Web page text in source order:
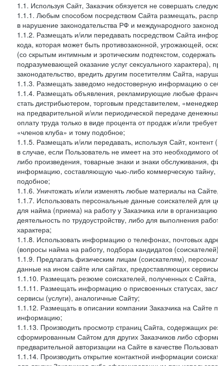
1.1. Используя Сайт, Заказчик обязуется не совершать
1.1.1. Любым способом посредством Сайта размещать,
в нарушение законодательства РФ и международного
1.1.2. Размещать и/или передавать посредством Сайта
кода, которая может быть противозаконной, угрожающей,
(со скрытым интимным и эротическим подтекстом,
подразумевающей оказание услуг сексуального
законодательство, вредить другим посетителям Сайта,
1.1.3. Размещать заведомо недостоверную информацию о
1.1.4. Размещать объявления, рекламирующие любые
стать дистрибьютером, торговым представителем,
на предварительной и/или периодической передаче
оплату труда только в виде процента от продаж и/или
«членов клуба» и тому подобное;
1.1.5. Размещать и/или передавать, используя Сайт,
в случае, если Пользователь не имеет на это
либо произведения, товарные знаки и знаки
информацию, составляющую чью-либо коммерческую тайну,
подобное;
1.1.6. Уничтожать и/или изменять любые материалы на
1.1.7. Использовать персональные данные соискателей для
для найма (приема) на работу у Заказчика или в
деятельность по трудоустройству, либо для выполнения
характера;
1.1.8. Использовать информацию о телефонах, почтовых
(вопросы найма на работу, подбора кандидатов
1.1.9. Предлагать физическим лицам (соискателям),
данные на ином сайте или сайтах, предоставляющих
1.1.10. Размещать резюме соискателей, полученных c
1.1.11. Размещать информацию о присвоенных статусах,
сервисы (услуги), аналогичные Сайту;
1.1.12. Размещать в описании компании Заказчика на Сайте
информацию;
1.1.13. Производить просмотр страниц Сайта, содержащих
сформированным Сайтом для других Заказчиков либо
предварительной авторизации на Сайте в качестве
1.1.14. Производить открытие контактной информации